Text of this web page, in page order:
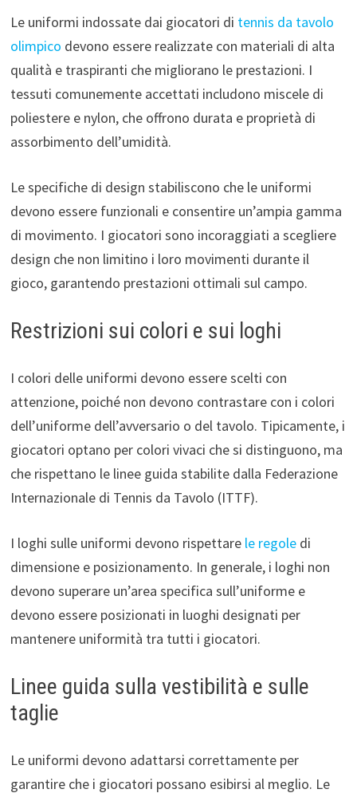
Le uniformi indossate dai giocatori di tennis da tavolo
olimpico devono essere realizzate con materiali di alta
qualità e traspiranti che migliorano le prestazioni. I
tessuti comunemente accettati includono miscele di
poliestere e nylon, che offrono durata e proprietà di
assorbimento dell’umidità.
Le specifiche di design stabiliscono che le uniformi
devono essere funzionali e consentire un’ampia gamma
di movimento. I giocatori sono incoraggiati a scegliere
design che non limitino i loro movimenti durante il
gioco, garantendo prestazioni ottimali sul campo.
Restrizioni sui colori e sui loghi
I colori delle uniformi devono essere scelti con
attenzione, poiché non devono contrastare con i colori
dell’uniforme dell’avversario o del tavolo. Tipicamente, i
giocatori optano per colori vivaci che si distinguono, ma
che rispettano le linee guida stabilite dalla Federazione
Internazionale di Tennis da Tavolo (ITTF).
I loghi sulle uniformi devono rispettare le regoledi
dimensione e posizionamento. In generale, i loghi non
devono superare un’area specifica sull’uniforme e
devono essere posizionati in luoghi designati per
mantenere uniformità tra tutti i giocatori.
Linee guida sulla vestibilità e sulle
taglie
Le uniformi devono adattarsi correttamente per
garantire che i giocatori possano esibirsi al meglio. Le